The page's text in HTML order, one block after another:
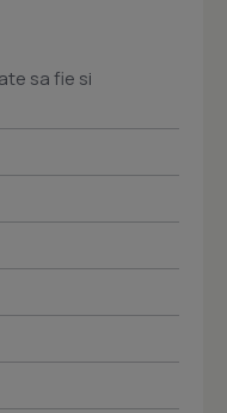
sa fie si